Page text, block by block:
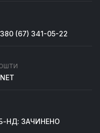
(67) 341-05-22
НД: ЗАЧИНЕНО